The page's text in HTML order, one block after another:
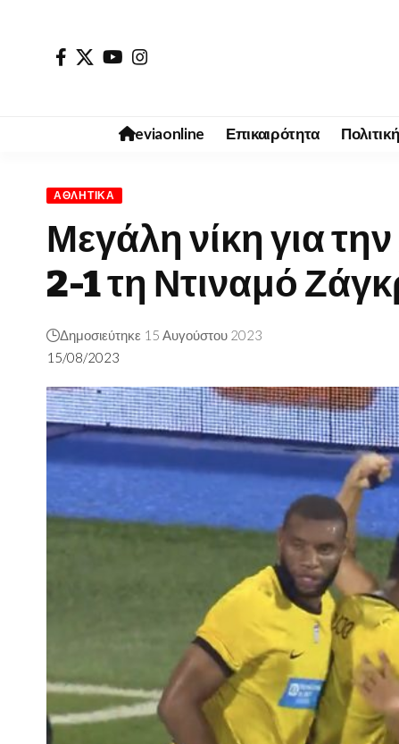
eviaonline Επικαιρότητα Πολιτική
ΑΘΛΗΤΙΚΆ
Μεγάλη νίκη για
2-1 τη Ντιναμό
15/08/2023
Δημοσιεύτηκε 15 Αυγούστου 2023